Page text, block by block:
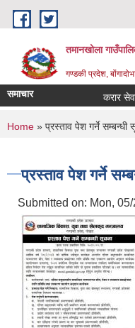
Skip to main content
तमानखोला
गण्डकी प्रदेश,
समाचार करार
You are here
Home » प्रस्ताव पेश गर्ने सम्बन्धी
प्रस्ताव पेश गर्ने
Submitted on: Mon,